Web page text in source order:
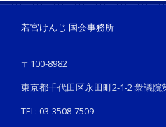
若宮けんじ 国会事務所
〒100-8982
東京都千代田区永田町2-1-2 衆議院
TEL: 03-3508-7509